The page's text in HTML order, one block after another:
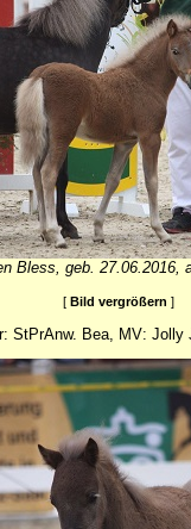
Bless, geb. 27.06.2016,
[ Bild vergrößern ]
StPrAnw. Bea, MV: